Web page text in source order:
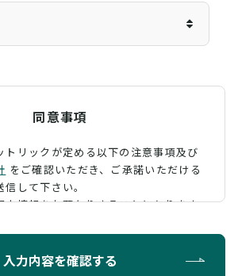
同意事項
トリックが定める以下の注意事項及び
をご確認いただき、 ご承諾いただける
して下さい。
人情報をお預かりすることになります
に努めております。
入力内容を確認する